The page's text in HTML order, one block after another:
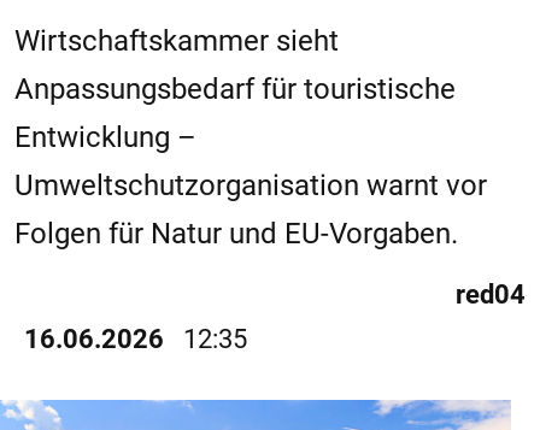
Wirtschaftskammer sieht
Anpassungsbedarf für touristische
Entwicklung –
Umweltschutzorganisation warnt vor
Folgen für Natur und EU-Vorgaben.
16.06.2026 12:35
red04